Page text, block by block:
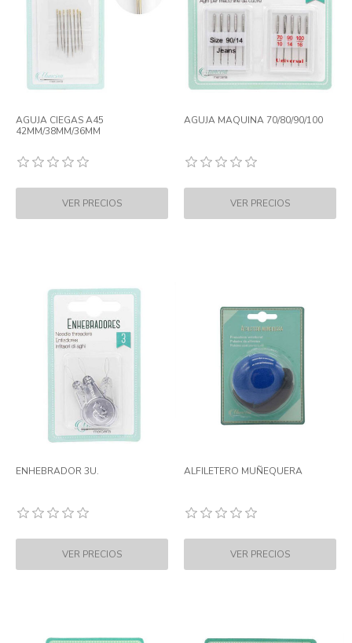
AGUJA CIEGAS A45
42MM/38MM/36MM
AGUJA MAQUINA 70/80/90/100
ENHEBRADOR 3U. ALFILETERO MUÑEQUERA